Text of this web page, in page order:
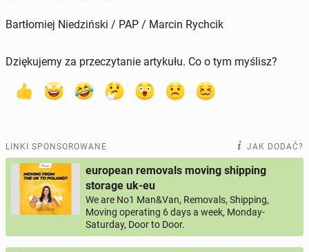
Bartłomiej Niedziński / PAP / Marcin Rychcik
Dziękujemy za przeczytanie artykułu. Co o tym myślisz?
LINKI SPONSOROWANE JAK DODAĆ?
european removals moving shipping
storage uk-eu
We are No1 Man&Van, Removals, Shipping,
Moving operating 6 days a week, Monday-
Saturday, Door to Door.